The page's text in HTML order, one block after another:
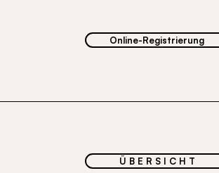
Online-Registrierung
Ü B E R S I C H T